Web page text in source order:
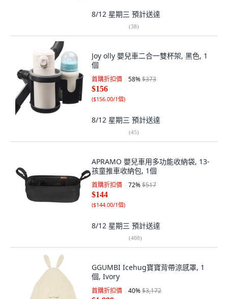
8/12 星期三 預計送達
(38)
Joy olly 嬰兒車二合一雙杯架, 黑色, 1
個
首購折扣價 58%$373
$156
($156.00/1個)
8/12 星期三 預計送達
(45)
APRAMO 嬰兒車用多功能收納袋, 13-
孩童推車收納包, 1個
首購折扣價 72%$517
$144
($144.00/1個)
8/12 星期三 預計送達
(408)
GGUMBI Icehug寶寶背帶涼感罩, 1
個, Ivory
首購折扣價 40%$3,172